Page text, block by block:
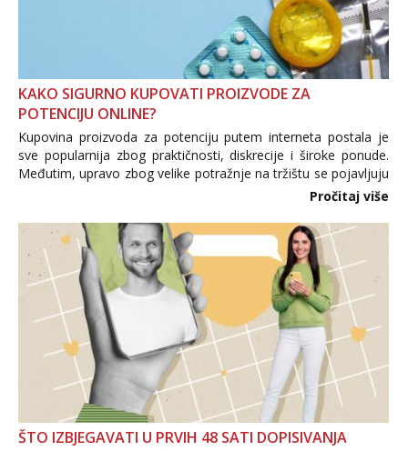
KAKO SIGURNO KUPOVATI PROIZVODE ZA
POTENCIJU ONLINE?
Kupovina proizvoda za potenciju putem interneta postala je
sve popularnija zbog praktičnosti, diskrecije i široke ponude.
Međutim, upravo zbog velike potražnje na tržištu se pojavljuju
i brojni krivotvoreni proizvodi, nepouzdane internetske
Pročitaj više
ŠTO IZBJEGAVATI U PRVIH 48 SATI DOPISIVANJA